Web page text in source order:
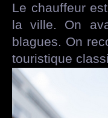
Le chauffeur
la ville. On
blagues. On
touristique